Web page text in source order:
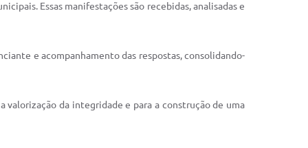
Essas manifestações são recebidas, analisadas e
e acompanhamento das respostas, consolidando-
valorização da integridade e para a construção de uma